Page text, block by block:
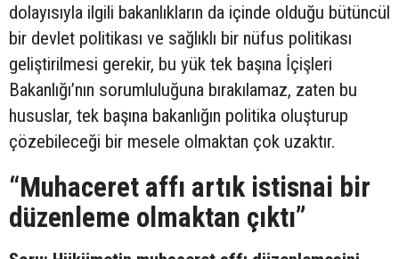
dolayısıyla ilgili bakanlıkların da içinde olduğu bütüncül
bir devlet politikası ve sağlıklı bir nüfus politikası
geliştirilmesi gerekir, bu yük tek başına İçişleri
Bakanlığı’nın sorumluluğuna bırakılamaz, zaten bu
hususlar, tek başına bakanlığın politika oluşturup
çözebileceği bir mesele olmaktan çok uzaktır.
“Muhaceret affı artık istisnai bir
düzenleme olmaktan çıktı”